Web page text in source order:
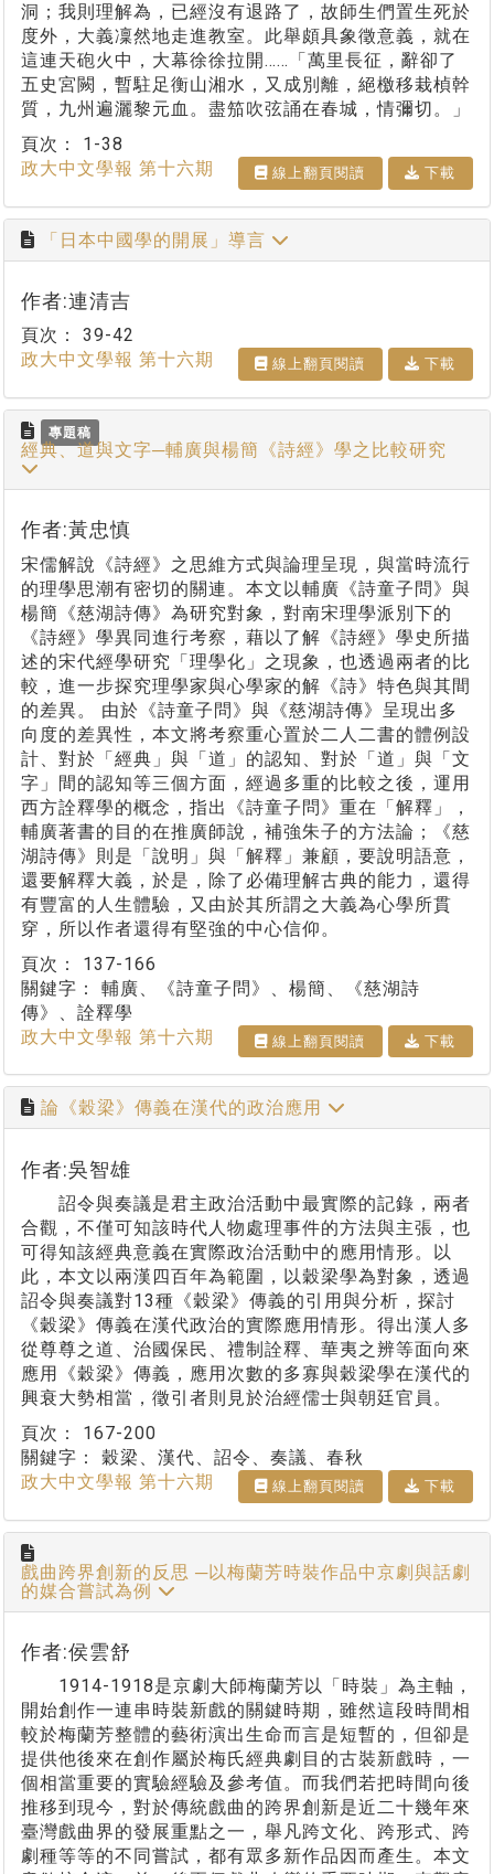
洞；我則理解為，已經沒有退路了，故師生們置生死於
度外，大義凜然地走進教室。此舉頗具象徵意義，就在
這連天砲火中，大幕徐徐拉開……「萬里長征，辭卻了
五史宮闕，暫駐足衡山湘水，又成別離，絕檄移栽楨幹
質，九州遍灑黎元血。盡笳吹弦誦在春城，情彌切。」
頁次： 1-38
政大中文學報 第十六期
線上翻⾴閱讀 下載
「日本中國學的開展」導言
作者:連清吉
頁次： 39-42
政大中文學報 第十六期
線上翻⾴閱讀 下載
專題稿
經典、道與文字─輔廣與楊簡《詩經》學之比較研究
作者:黃忠慎
宋儒解說《詩經》之思維方式與論理呈現，與當時流行
的理學思潮有密切的關連。本文以輔廣《詩童子問》與
楊簡《慈湖詩傳》為研究對象，對南宋理學派別下的
《詩經》學異同進行考察，藉以了解《詩經》學史所描
述的宋代經學研究「理學化」之現象，也透過兩者的比
較，進一步探究理學家與心學家的解《詩》特色與其間
的差異。 由於《詩童子問》與《慈湖詩傳》呈現出多
向度的差異性，本文將考察重心置於二人二書的體例設
計、對於「經典」與「道」的認知、對於「道」與「文
字」間的認知等三個方面，經過多重的比較之後，運用
西方詮釋學的概念，指出《詩童子問》重在「解釋」，
輔廣著書的目的在推廣師說，補強朱子的方法論；《慈
湖詩傳》則是「說明」與「解釋」兼顧，要說明語意，
還要解釋大義，於是，除了必備理解古典的能力，還得
有豐富的人生體驗，又由於其所謂之大義為心學所貫
穿，所以作者還得有堅強的中心信仰。
頁次： 137-166
關鍵字： 輔廣、《詩童子問》、楊簡、《慈湖詩
傳》、詮釋學
政大中文學報 第十六期
線上翻⾴閱讀 下載
論《穀梁》傳義在漢代的政治應用
作者:吳智雄
詔令與奏議是君主政治活動中最實際的記錄，兩者
合觀，不僅可知該時代人物處理事件的方法與主張，也
可得知該經典意義在實際政治活動中的應用情形。以
此，本文以兩漢四百年為範圍，以穀梁學為對象，透過
詔令與奏議對13種《穀梁》傳義的引用與分析，探討
《穀梁》傳義在漢代政治的實際應用情形。得出漢人多
從尊尊之道、治國保民、禮制詮釋、華夷之辨等面向來
應用《穀梁》傳義，應用次數的多寡與穀梁學在漢代的
興衰大勢相當，徵引者則見於治經儒士與朝廷官員。
頁次： 167-200
關鍵字： 穀梁、漢代、詔令、奏議、春秋
政大中文學報 第十六期
線上翻⾴閱讀 下載
戲曲跨界創新的反思 ─以梅蘭芳時裝作品中京劇與話劇
的媒合嘗試為例
作者:侯雲舒
1914-1918是京劇大師梅蘭芳以「時裝」為主軸，
開始創作一連串時裝新戲的關鍵時期，雖然這段時間相
較於梅蘭芳整體的藝術演出生命而言是短暫的，但卻是
提供他後來在創作屬於梅氏經典劇目的古裝新戲時，一
個相當重要的實驗經驗及參考值。而我們若把時間向後
推移到現今，對於傳統戲曲的跨界創新是近二十幾年來
臺灣戲曲界的發展重點之一，舉凡跨文化、跨形式、跨
劇種等等的不同嘗試，都有眾多新作品因而產生。本文